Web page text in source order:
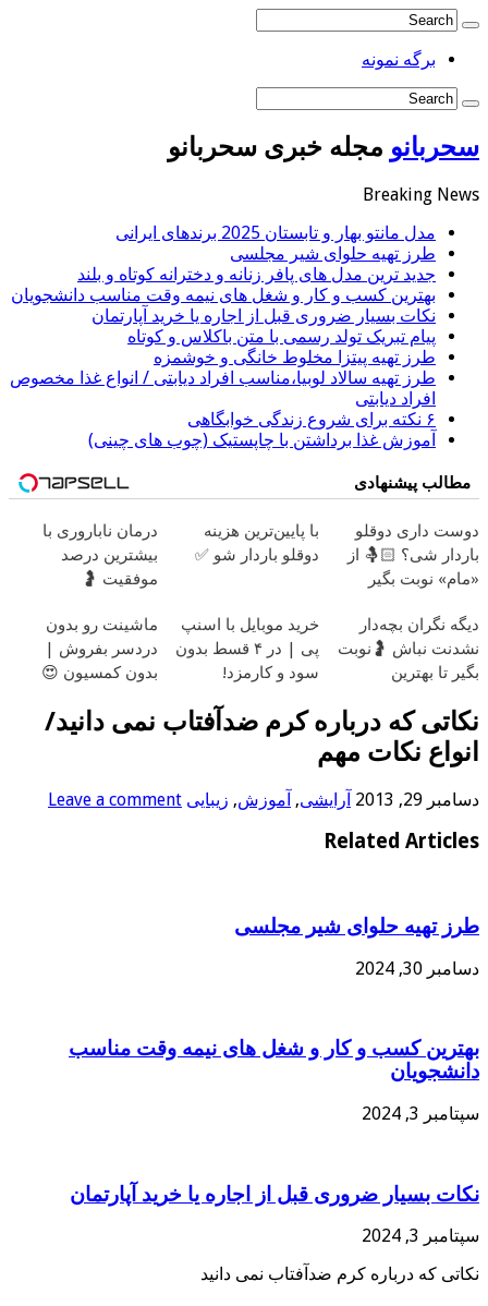
برگه نمونه
سحربانو مجله خبری سحربانو
Breaking News
مدل مانتو بهار و تابستان 2025 برندهای ایرانی
طرز تهیه حلوای شیر مجلسی
جدید ترین مدل های پافر زنانه و دخترانه کوتاه و بلند
بهترین کسب و کار و شغل های نیمه وقت مناسب دانشجویان
نکات بسیار ضروری قبل از اجاره یا خرید آپارتمان
پیام تبریک تولد رسمی با متن باکلاس و کوتاه
طرز تهیه پیتزا مخلوط خانگی و خوشمزه
طرز تهیه سالاد لوبیا،مناسب افراد دیابتی / انواع غذا مخصوص
افراد دیابتی
۶ نکته برای شروع زندگی خوابگاهی
آموزش غذا برداشتن با چاپستیک (چوب های چینی)
مطالب پیشنهادی
دوست داری دوقلو
باردار شی؟ 🤱🏻 از
«مام» نوبت بگیر
با پایین‌ترین هزینه
دوقلو باردار شو ✅
درمان ناباروری با
بیشترین درصد
موفقیت 🤰
دیگه نگران بچه‌دار
نشدنت نباش 🤰نوبت
بگیر تا بهترین
کنن
خرید موبایل با اسنپ
پی | در ۴ قسط بدون
سود و کارمزد!
ماشینت رو بدون
دردسر بفروش |
بدون کمسیون 😍
نکاتی که درباره کرم ضدآفتاب نمی دانید/
انواع نکات مهم
دسامبر 29, 2013 آرایشی, آموزش, زیبایی Leave a comment
Related Articles
طرز تهیه حلوای شیر مجلسی
دسامبر 30, 2024
بهترین کسب و کار و شغل های نیمه وقت مناسب
دانشجویان
سپتامبر 3, 2024
نکات بسیار ضروری قبل از اجاره یا خرید آپارتمان
سپتامبر 3, 2024
نکاتی که درباره کرم ضدآفتاب نمی دانید